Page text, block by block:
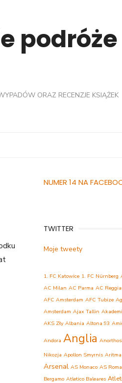
ORAZ RECENZJE KSIĄŻEK
NUMER 14 NA
TWITTER
Moje tweety
1. FC Katowice 1. FC Nürnberg
AC Milan AC Parma AC
AFC Amsterdam AFC Tubize
Amsterdam Ajax Tallin
AKS Zły Albania Altona 93
Andora Anglia
Nikozja Apollon Smyrnis Aritma
Arsenal AS Monaco AS Roma
Bergamo Atletico Baleares